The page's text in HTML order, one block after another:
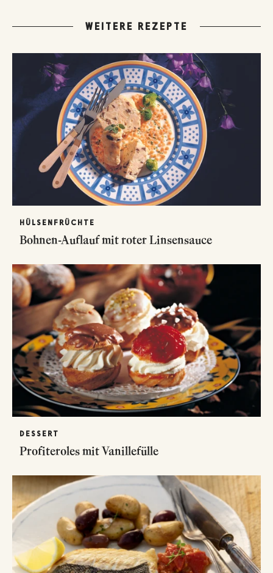
WEITERE REZEPTE
HÜLSENFRÜCHTE
Bohnen-Auflauf mit roter Linsensauce
DESSERT
Profiteroles mit Vanillefülle